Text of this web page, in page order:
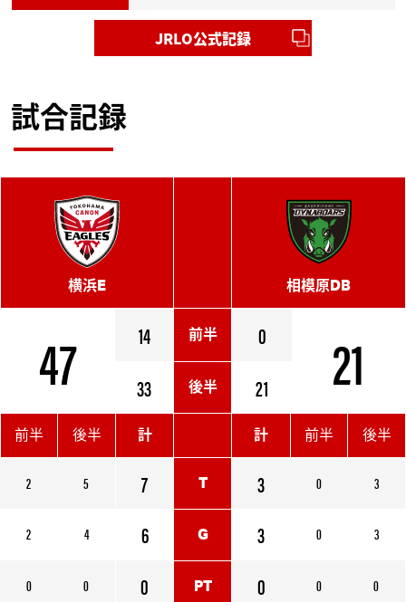
JRLO公式記録
試合記録
横浜E 相模原DB
47 14 前半 0 21
33 後半 21
前半 後半
2 5
2 4
0 0
計 計
7 T
3
6
G
3
0
PT
0
前半 後半
0 3
0 3
0 0